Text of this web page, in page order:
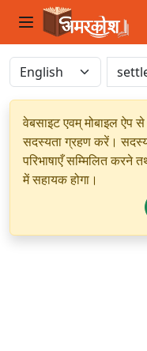
वेबसाइट एवम् मोबाइल ऐप
सदस्यता ग्रहण करें।
परिभाषाएँ सम्मिलित करने
में सहायक होगा।